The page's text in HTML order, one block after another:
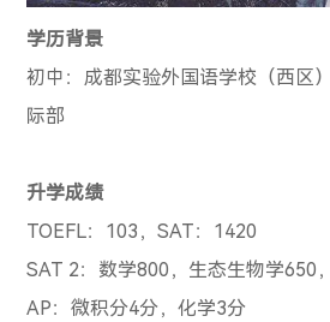
学历背景
初中：成都实验外国语学校（西区）
际部
升学成绩
TOEFL： 103 ，SAT： 1420
SAT 2：数学800 ，生态生物学650
AP：微积分4分，化学3分